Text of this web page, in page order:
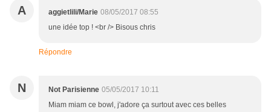
A aggietlili/Marie 08/05/2017 08:55
une idée top ! <br /> Bisous chris
Répondre
N Not Parisienne 05/05/2017 10:11
Miam miam ce bowl, j'adore ça surtout avec ces belles